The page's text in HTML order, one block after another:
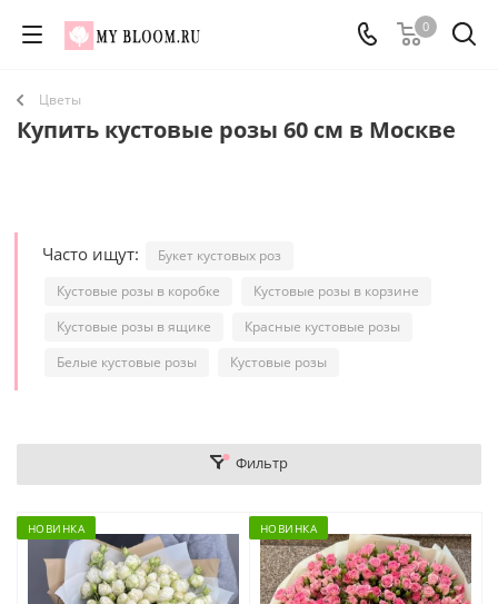
0
Цветы
Купить кустовые розы 60 см в Москве
Часто ищут:
Букет кустовых роз
Кустовые розы в коробке
Кустовые розы в корзине
Кустовые розы в ящике
Красные кустовые розы
Белые кустовые розы
Кустовые розы
Фильтр
НОВИНКА НОВИНКА